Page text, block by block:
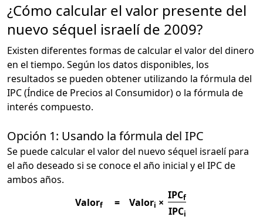
¿Cómo calcular el valor presente del
nuevo séquel israelí de 2009?
Existen diferentes formas de calcular el valor del dinero
en el tiempo. Según los datos disponibles, los
resultados se pueden obtener utilizando la fórmula del
IPC (Índice de Precios al Consumidor) o la fórmula de
interés compuesto.
Opción 1: Usando la fórmula del IPC
Se puede calcular el valor del nuevo séquel israelí para
el año deseado si se conoce el año inicial y el IPC de
ambos años.
Valorf = Valori ×
IPCf
IPCi